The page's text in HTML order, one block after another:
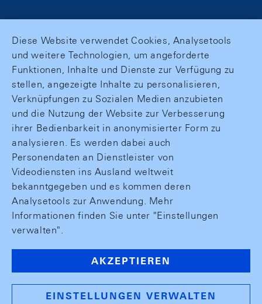
Diese Website verwendet Cookies, Analysetools
und weitere Technologien, um angeforderte
Funktionen, Inhalte und Dienste zur Verfügung zu
stellen, angezeigte Inhalte zu personalisieren,
Verknüpfungen zu Sozialen Medien anzubieten
und die Nutzung der Website zur Verbesserung
ihrer Bedienbarkeit in anonymisierter Form zu
analysieren. Es werden dabei auch
Personendaten an Dienstleister von
Videodiensten ins Ausland weltweit
bekanntgegeben und es kommen deren
Analysetools zur Anwendung. Mehr
Informationen finden Sie unter "Einstellungen
verwalten".
AKZEPTIEREN
EINSTELLUNGEN VERWALTEN